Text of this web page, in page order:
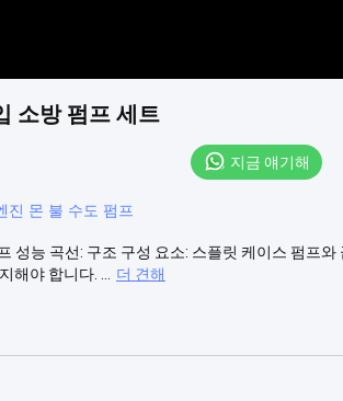
소방 펌프 세트
지금 얘기해
진 몬 불 수도 펌프
성능 곡선: 구조 구성 요소: 스플릿 케이스 펌프와
야 합니다. ...
더 견해